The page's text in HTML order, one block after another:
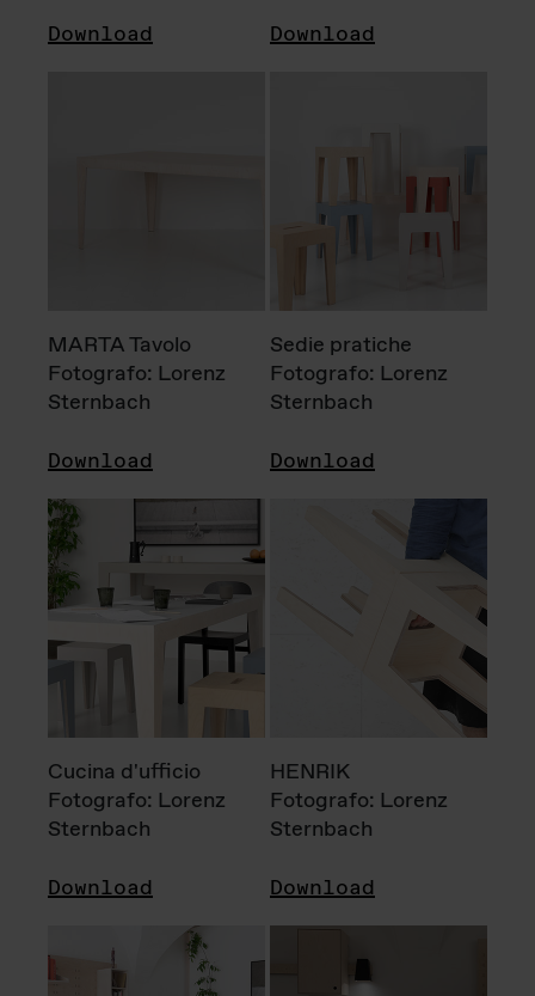
Download Download
MARTA Tavolo
Fotografo: Lorenz
Sternbach
Download
Sedie pratiche
Fotografo: Lorenz
Sternbach
Download
Cucina d'ufficio
Fotografo: Lorenz
Sternbach
Download
HENRIK
Fotografo: Lorenz
Sternbach
Download